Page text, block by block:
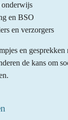
onderwijs
en BSO
en verzorgers
en gesprekken
de kans om